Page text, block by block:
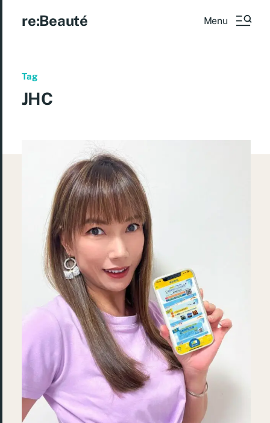
re:Beauté Menu
Tag
JHC